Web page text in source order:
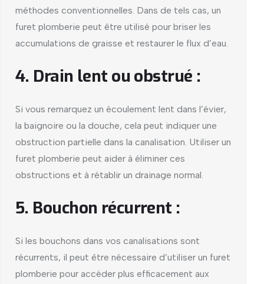
méthodes conventionnelles. Dans de tels cas, un
furet plomberie peut être utilisé pour briser les
accumulations de graisse et restaurer le flux d’eau.
4. Drain lent ou obstrué :
Si vous remarquez un écoulement lent dans l’évier,
la baignoire ou la douche, cela peut indiquer une
obstruction partielle dans la canalisation. Utiliser un
furet plomberie peut aider à éliminer ces
obstructions et à rétablir un drainage normal.
5. Bouchon récurrent :
Si les bouchons dans vos canalisations sont
récurrents, il peut être nécessaire d’utiliser un furet
plomberie pour accéder plus efficacement aux